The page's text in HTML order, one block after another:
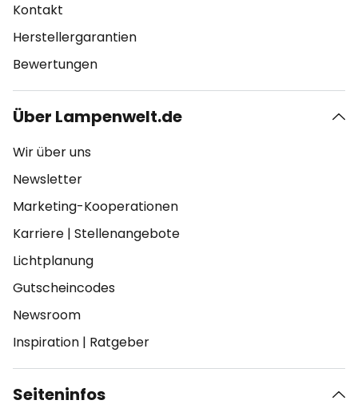
Kontakt
Herstellergarantien
Bewertungen
Über Lampenwelt.de
Wir über uns
Newsletter
Marketing-Kooperationen
Karriere | Stellenangebote
Lichtplanung
Gutscheincodes
Newsroom
Inspiration | Ratgeber
Seiteninfos